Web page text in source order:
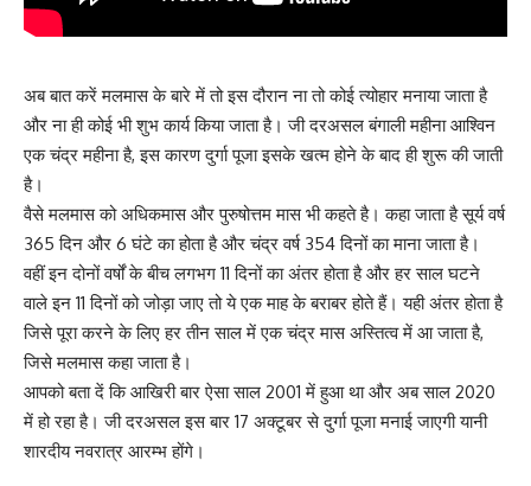
अब बात करें मलमास के बारे में तो इस दौरान ना तो कोई त्योहार मनाया जाता है
और ना ही कोई भी शुभ कार्य किया जाता है। जी दरअसल बंगाली महीना आश्विन
एक चंद्र महीना है, इस कारण दुर्गा पूजा इसके खत्म होने के बाद ही शुरू की जाती
है।
वैसे मलमास को अधिकमास और पुरुषोत्तम मास भी कहते है। कहा जाता है सूर्य वर्ष
365 दिन और 6 घंटे का होता है और चंद्र वर्ष 354 दिनों का माना जाता है।
वहीं इन दोनों वर्षों के बीच लगभग 11 दिनों का अंतर होता है और हर साल घटने
वाले इन 11 दिनों को जोड़ा जाए तो ये एक माह के बराबर होते हैं। यही अंतर होता है
जिसे पूरा करने के लिए हर तीन साल में एक चंद्र मास अस्तित्व में आ जाता है,
जिसे मलमास कहा जाता है।
आपको बता दें कि आखिरी बार ऐसा साल 2001 में हुआ था और अब साल 2020
में हो रहा है। जी दरअसल इस बार 17 अक्टूबर से दुर्गा पूजा मनाई जाएगी यानी
शारदीय नवरात्र आरम्भ होंगे।